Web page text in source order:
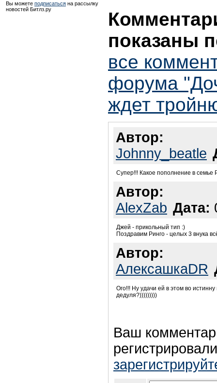
Вы можете подписаться на рассылку
новостей Битлз.ру
показаны
все
форума
ждет
Автор:
Johnny_beatle
Супер!!! Какое пополнение в семье
Автор:
AlexZab Дата:
Джей - прикольный тип :)
Поздравим Ринго - целых 3 внука
Автор:
АлексашкаDR
Ого!!! Ну удачи ей в этом во
дедуля?)))))))))
Ваш